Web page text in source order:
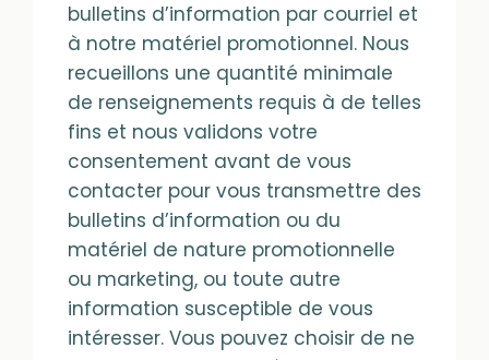
bulletins d’information par courriel et
à notre matériel promotionnel. Nous
recueillons une quantité minimale
de renseignements requis à de telles
fins et nous validons votre
consentement avant de vous
contacter pour vous transmettre des
bulletins d’information ou du
matériel de nature promotionnelle
ou marketing, ou toute autre
information susceptible de vous
intéresser. Vous pouvez choisir de ne